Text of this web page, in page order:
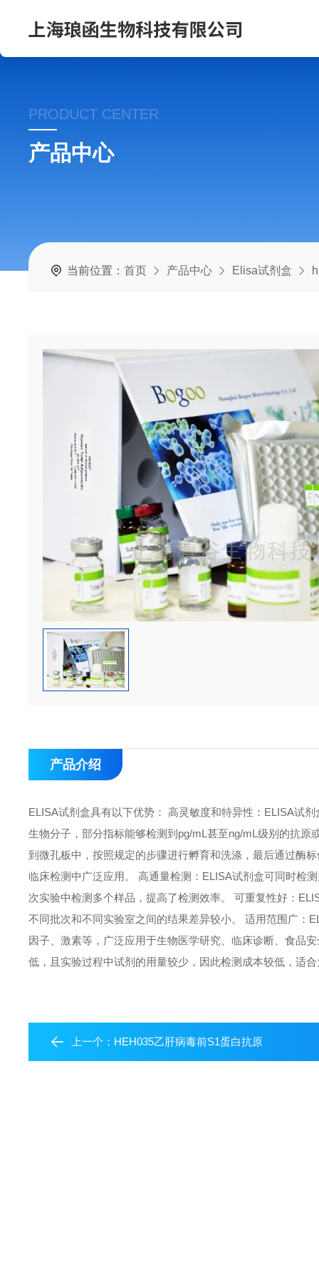
PRODUCT CENTER
产品中心
当前位置：首页 产品中心 Elisa试剂盒
产品介绍
ELISA试剂盒具有以下优势： 高灵敏度和特异性：ELISA试
生物分子，部分指标能够检测到pg/mL甚至ng/mL级别的抗
到微孔板中，按照规定的步骤进行孵育和洗涤，最后通过酶
临床检测中广泛应用。 高通量检测：ELISA试剂盒可同时检
次实验中检测多个样品，提高了检测效率。 可重复性好：
不同批次和不同实验室之间的结果差异较小。 适用范围广：
因子、激素等，广泛应用于生物医学研究、临床诊断、食品
低，且实验过程中试剂的用量较少，因此检测成本较低，适
上一个： HEH035乙肝病毒前S1蛋白抗原